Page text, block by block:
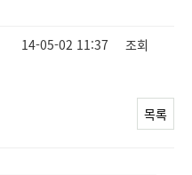
14-05-02 11:37
조회
목록